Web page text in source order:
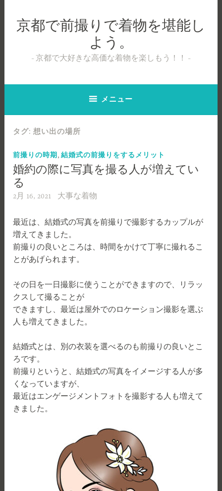
プ
京都で前撮りで着物を堪能し
よう。
京都で大好きな高価な着物を楽しもう！！
メニュー
タグ:想い出の場所
前撮りの時期 ,結婚式の前撮りをするメリット
婚約の際に写真を撮る人が増えてい
る
2月 16, 2021 大事な着物
最近は、結婚式の写真を前撮りで撮影するカップルが
増えてきました。
前撮りの良いところは、時間をかけて丁寧に撮れるこ
とがあげられます。
その日を一日撮影に使うことができますので、リラッ
クスして撮ることが
できますし、最近は屋外でのロケーション撮影を選ぶ
人も増えてきました。
結婚式とは、別の衣装を選べるのも前撮りの良いとこ
ろです。
前撮りというと、結婚式の写真をイメージする人が多
くなっていますが、
最近はエンゲージメントフォトを撮影する人も増えて
きました。